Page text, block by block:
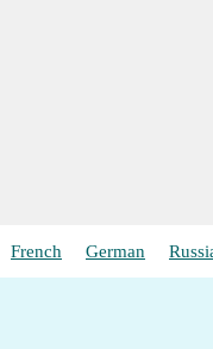
French German